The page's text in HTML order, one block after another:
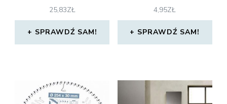
25,83ZŁ
SPRAWDŹ SAM!
4,95ZŁ
SPRAWDŹ SAM!